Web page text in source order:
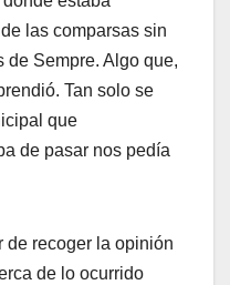
las comparsas sin
de Sempre. Algo que,
Tan solo se
que
de pasar nos pedía
de recoger la opinión
de lo ocurrido